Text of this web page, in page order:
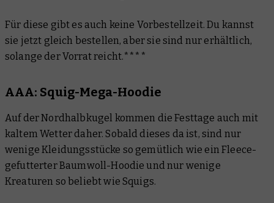
Für diese gibt es auch keine Vorbestellzeit. Du kannst
sie jetzt gleich bestellen, aber sie sind nur erhältlich,
solange der Vorrat reicht.****
AAA: Squig-Mega-Hoodie
Auf der Nordhalbkugel kommen die Festtage auch mit
kaltem Wetter daher. Sobald dieses da ist, sind nur
wenige Kleidungsstücke so gemütlich wie ein Fleece-
gefutterter Baumwoll-Hoodie und nur wenige
Kreaturen so beliebt wie Squigs.